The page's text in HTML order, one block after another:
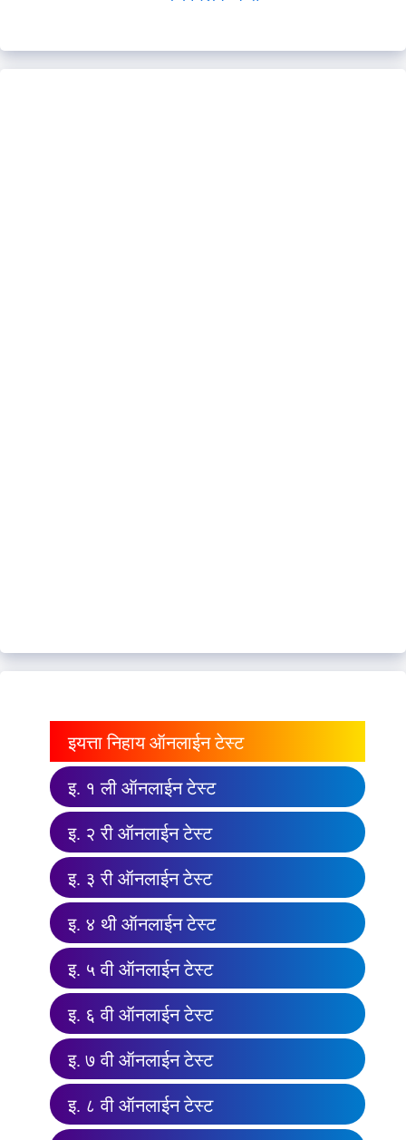
इयत्ता निहाय ऑनलाईन टेस्ट
इ. १ ली ऑनलाईन टेस्ट
इ. २ री ऑनलाईन टेस्ट
इ. ३ री ऑनलाईन टेस्ट
इ. ४ थी ऑनलाईन टेस्ट
इ. ५ वी ऑनलाईन टेस्ट
इ. ६ वी ऑनलाईन टेस्ट
इ. ७ वी ऑनलाईन टेस्ट
इ. ८ वी ऑनलाईन टेस्ट